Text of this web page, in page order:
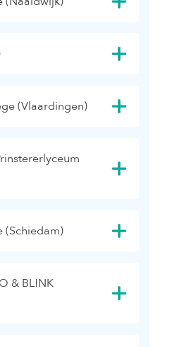
(Vlaardingen)
(Schiedam)
& BL!NK